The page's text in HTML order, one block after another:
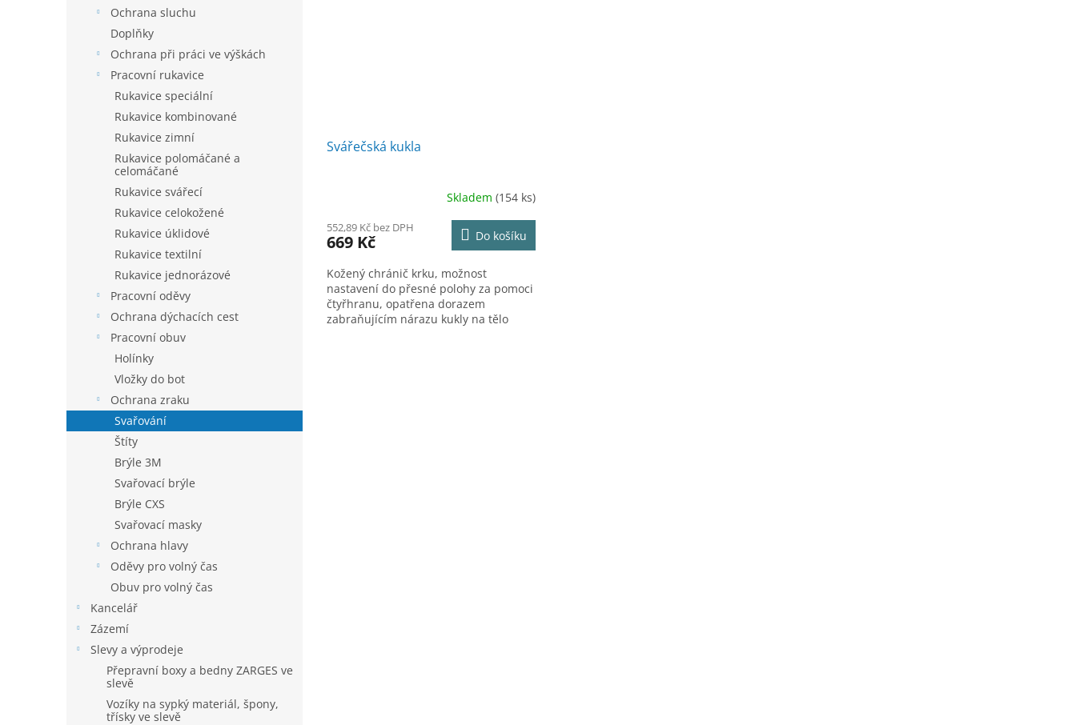
Ochrana sluchu
Doplňky
Ochrana při práci ve výškách
Pracovní rukavice
Rukavice speciální
Rukavice kombinované
Rukavice zimní
Rukavice polomáčané a
celomáčané
Rukavice svářecí
Rukavice celokožené
Rukavice úklidové
Rukavice textilní
Rukavice jednorázové
Pracovní oděvy
Ochrana dýchacích cest
Pracovní obuv
Holínky
Vložky do bot
Ochrana zraku
Svařování
Štíty
Brýle 3M
Svařovací brýle
Brýle CXS
Svařovací masky
Ochrana hlavy
Oděvy pro volný čas
Obuv pro volný čas
Kancelář
Zázemí
Slevy a výprodeje
Přepravní boxy a bedny ZARGES ve
slevě
Vozíky na sypký materiál, špony,
třísky ve slevě
Svářečská kukla
Skladem (154 ks)
552,89 Kč bez DPH
669 Kč Do košíku
Kožený chránič krku, možnost
nastavení do přesné polohy za pomoci
čtyřhranu, opatřena dorazem
zabraňujícím nárazu kukly na tělo